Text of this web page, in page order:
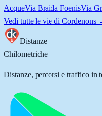
AcqueVia Braida FoenisVia
Vedi tutte le vie di Cordenons
Distanze
Chilometriche
Distanze, percorsi e traffico in